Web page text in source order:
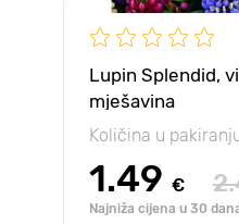
Lupin Splendid,
mješavina
Količina u
1.49 €
Najniža cijena u 30